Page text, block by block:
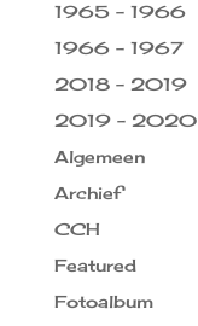
1965 – 1966
1966 – 1967
2018 – 2019
2019 – 2020
Algemeen
Archief
CCH
Featured
Fotoalbum